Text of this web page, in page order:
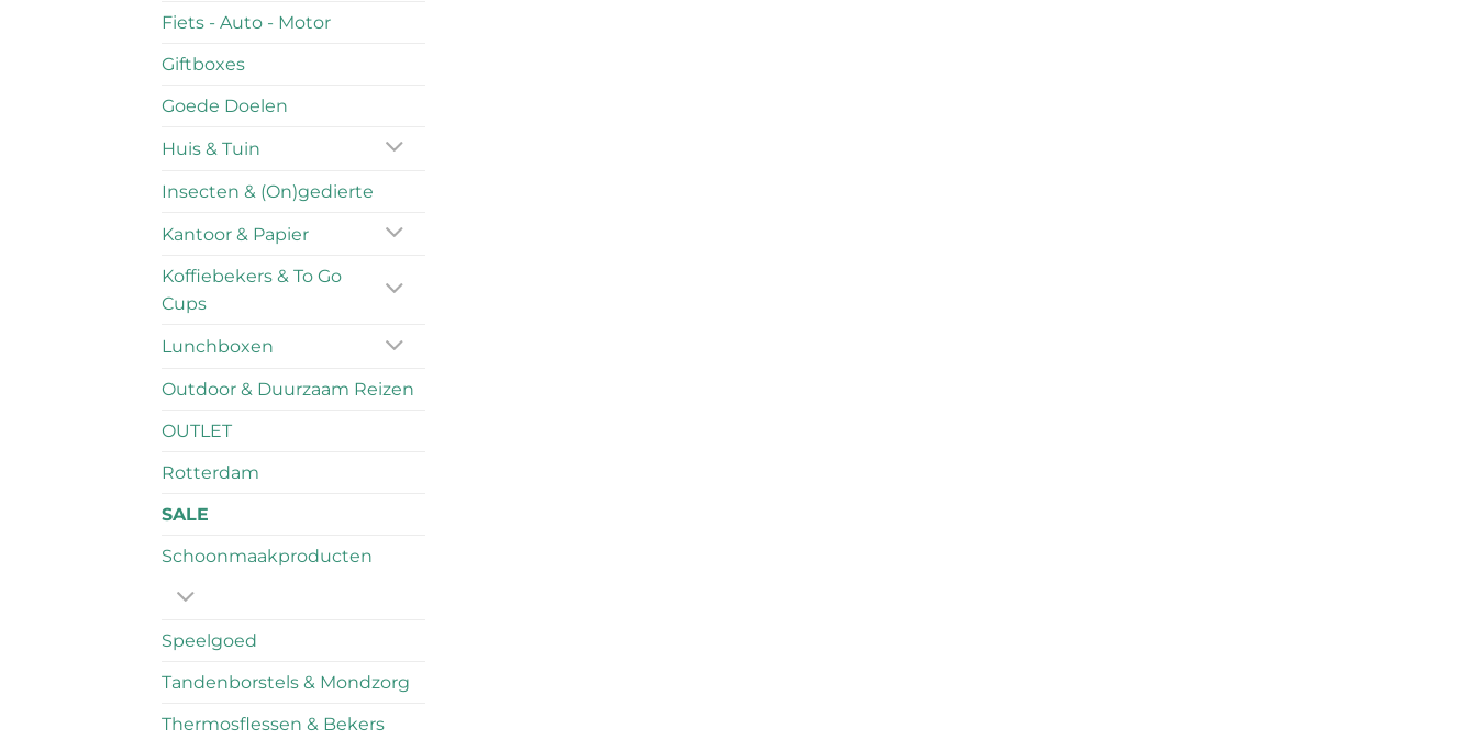
Fiets - Auto - Motor
Giftboxes
Goede Doelen
Huis & Tuin
Insecten & (On)gedierte
Kantoor & Papier
Koffiebekers & To Go
Cups
Lunchboxen
Outdoor & Duurzaam Reizen
OUTLET
Rotterdam
SALE
Schoonmaakproducten
Speelgoed
Tandenborstels & Mondzorg
Thermosflessen & Bekers